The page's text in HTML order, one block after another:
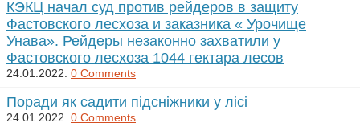
КЭКЦ начал суд против рейдеров в защиту
Фастовского лесхоза и заказника « Урочище
Унава». Рейдеры незаконно захватили у
Фастовского лесхоза 1044 гектара лесов
24.01.2022. 0 Comments
Поради як садити підсніжники у лісі
24.01.2022. 0 Comments